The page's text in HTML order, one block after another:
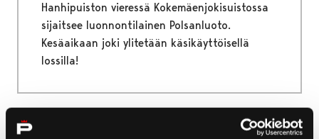
Hanhipuiston vieressä Kokemäenjokisuistossa
sijaitsee luonnontilainen Polsanluoto.
Kesäaikaan joki ylitetään käsikäyttöisellä
lossilla!